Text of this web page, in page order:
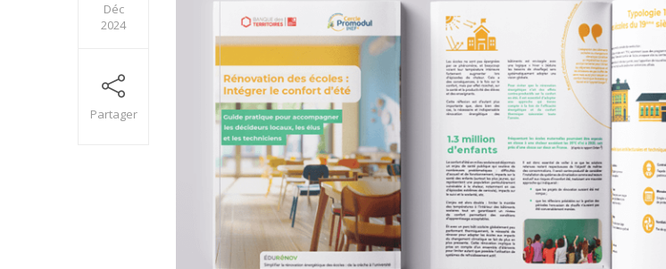
Déc
2024
Partager